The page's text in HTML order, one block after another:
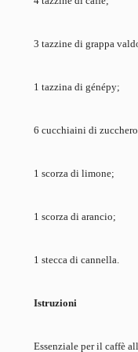
3 tazzine di grappa
1 tazzina di génépy;
6 cucchiaini di
1 scorza di limone;
1 scorza di arancio;
1 stecca di cannella.
Istruzioni
Essenziale per il caffè